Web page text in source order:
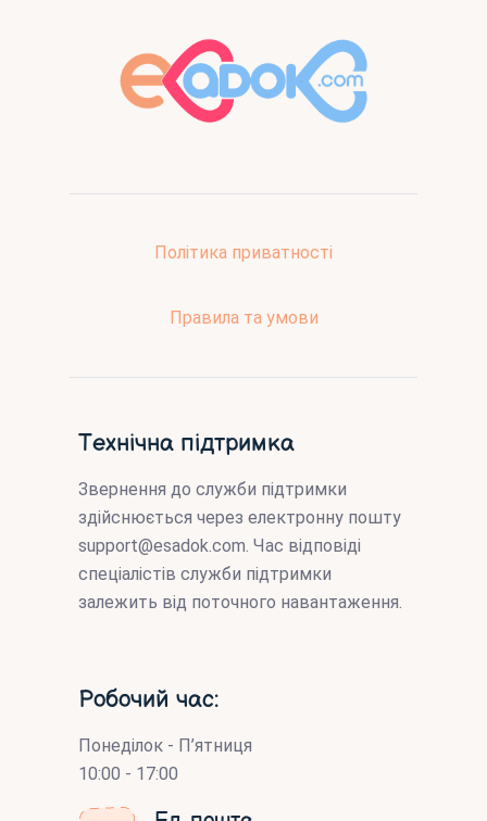
Політика приватності
Правила та умови
Технічна підтримка
Звернення до служби підтримки
здійснюється через електронну пошту
support@esadok.com. Час відповіді
спеціалістів служби підтримки
залежить від поточного навантаження.
Робочий час:
Понеділок - П’ятниця
10:00 - 17:00